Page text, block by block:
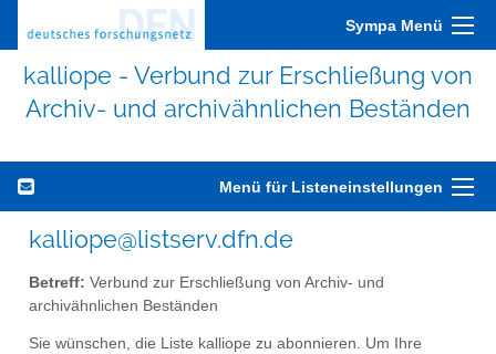
Sympa Menü
kalliope - Verbund zur Erschließung von
Archiv- und archivähnlichen Beständen
Menü für Listeneinstellungen
kalliope@listserv.dfn.de
Betreff: Verbund zur Erschließung von Archiv- und
archivähnlichen Beständen
Sie wünschen, die Liste kalliope zu abonnieren. Um Ihre